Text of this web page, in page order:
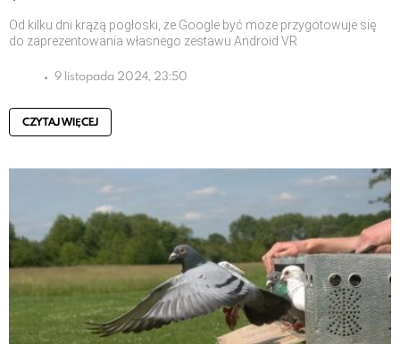
Od kilku dni krążą pogłoski, że Google być może przygotowuje się
do zaprezentowania własnego zestawu Android VR
9 listopada 2024, 23:50
CZYTAJ WIĘCEJ